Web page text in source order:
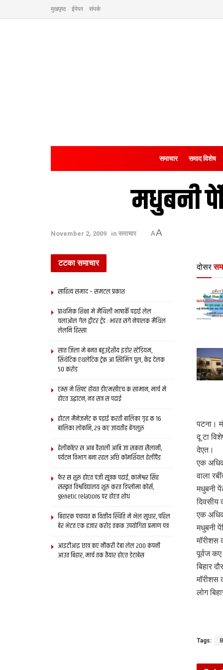
मुखपृष्ठ ईपेपर संपर्क
समाचार समाद विशेष
मधुबनी
November 2, 2009 in समाचार AA
दोसर
पटना।
दू टा
देएत।
एक
वाला
मधुबनी
दिवसीय
एक
मधुबनी
मॉरीशस
पूर्वज
बिहार
मॉरीशस
लोग
Tags:
टटका समाचार
साहित्य समाद – समटल प्रकाश
प्राथमिक शि‍क्षा मे मैथि‍ली भाषाकेँ पढ़ाई लेल
चलाओल गेल ट्वीटर ट्रेंड : भारत संगे नेपालक मैथिल
लेलनि हिस्सा
सात जिला मे बनत बहुउद्देशीय इंडोर स्‍टेडि‍यम,
सिंथेटिक एथलेटिक ट्रेक आ स्विमिंग पुल, केंद्र देलक
50 करोड़
एम्स मे शिफ्ट होयत डीएमसीएच क सामान, मार्च मे
होएत उद्घाटन, नव सत्र स पढाई
होटल मैनेजमेंट क पढ़ाई करती बालिका गृह क 16
बालिका लोकनि, 29 कए जायतीह बेंगलुरु
हेलीकॉप्टर स आब वैशाली आबि जा सकता सैलानी,
पर्यटन विभाग बना रहल अछि कॉमर्शियल हेलीपैड
फेर स शुरू होएत पंजी सूत्रक पढाई, कामेश्वर सिंह
संस्कृत विश्वविद्यालय शुरू करत डिप्लोमा कोर्स,
genetic relations पर होएत शोध
बिहारक पंचायत क वित्‍तीय स्थिति मे भेल सुधार, पहिल
बेर भेटत एक हजार करोड़ तकक उपयोगिता प्रमाण पत्र
आइटीआइ छात्र कए नौकरी देबा लेल 200 कंपनी
आउत बिहार, मार्च तक तैयार होएत डेटाबेस